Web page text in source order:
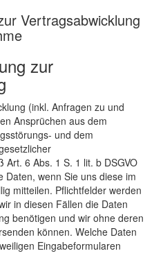
Vertragsabwicklung
zur
(inkl. Anfragen zu und
Ansprüchen aus dem
und dem
6 Abs. 1 S. 1 lit. b DSGVO
wenn Sie uns diese im
mitteilen. Pflichtfelder werden
in diesen Fällen die Daten
benötigen und wir ohne deren
können. Welche Daten
Eingabeformularen